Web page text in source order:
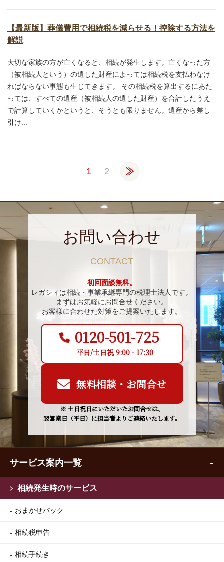
【最新版】葬儀費用で相続税を減らせる！控除する方法を
解説
大切な家族の方が亡くなると、相続が発生します。亡くなった方
（被相続人という）の遺した財産によっては相続税を支払わなけ
ればならない事態も生じてきます。 その相続税を算出するにあた
っては、すべての遺産（被相続人の遺した財産）を合計したうえ
で計算していくかというと、そうとも限りません。遺産から差し
引け...
1 2 »
お問い合わせ
CONTACT
初回面談無料。
レガシィは相続・事業承継専門の税理士法人です。
まずはお気軽にお問合せください。
お客様に合わせた対策をご提案いたします。
0120-501-725
平日/土日祝 9:00 - 17:30
無料相談・お問合せ
※ 土日祝日にいただいたお問合せは、
翌営業日（平日）に担当者よりご連絡いたします。
サービス案内一覧
相続発生時のサービス
おまかせパック
相続税申告
相続手続き